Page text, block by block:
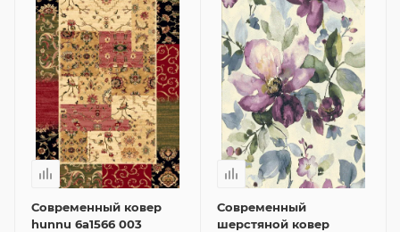
Современный ковер
hunnu 6a1566 003
Современный
шерстяной ковер